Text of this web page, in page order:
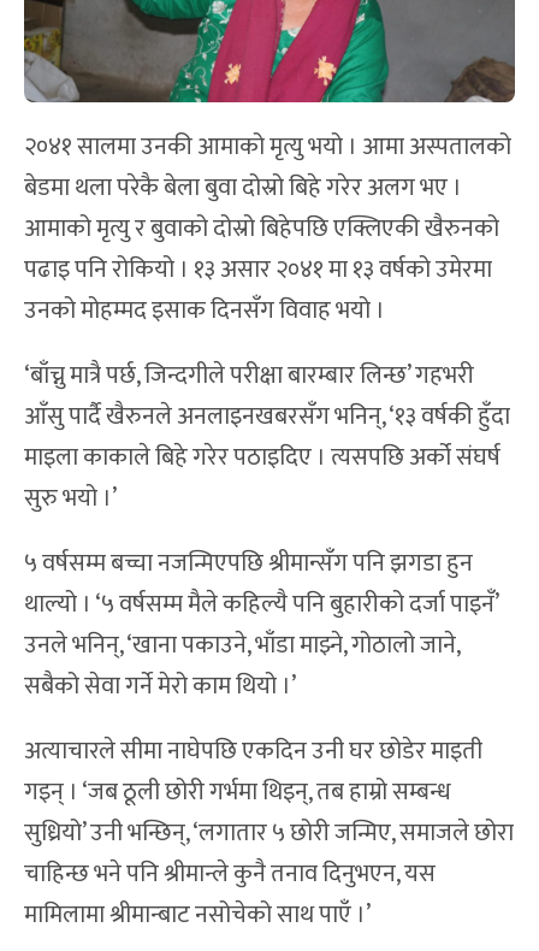
२०४१ सालमा उनकी आमाको मृत्यु भयो । आमा अस्पतालको
बेडमा थला परेकै बेला बुवा दोस्रो बिहे गरेर अलग भए ।
आमाको मृत्यु र बुवाको दोस्रो बिहेपछि एक्लिएकी खैरुनको
पढाइ पनि रोकियो । १३ असार २०४१ मा १३ वर्षको उमेरमा
उनको मोहम्मद इसाक दिनसँग विवाह भयो ।
‘बाँच्नु मात्रै पर्छ, जिन्दगीले परीक्षा बारम्बार लिन्छ’ गहभरी
आँसु पार्दै खैरुनले अनलाइनखबरसँग भनिन्, ‘१३ वर्षकी हुँदा
माइला काकाले बिहे गरेर पठाइदिए । त्यसपछि अर्को संघर्ष
सुरु भयो ।’
५ वर्षसम्म बच्चा नजन्मिएपछि श्रीमान्सँग पनि झगडा हुन
थाल्यो । ‘५ वर्षसम्म मैले कहिल्यै पनि बुहारीको दर्जा पाइनँ’
उनले भनिन्, ‘खाना पकाउने, भाँडा माझ्ने, गोठालो जाने,
सबैको सेवा गर्ने मेरो काम थियो ।’
अत्याचारले सीमा नाघेपछि एकदिन उनी घर छोडेर माइती
गइन् । ‘जब ठूली छोरी गर्भमा थिइन्, तब हाम्रो सम्बन्ध
सुध्रियो’ उनी भन्छिन्, ‘लगातार ५ छोरी जन्मिए, समाजले छोरा
चाहिन्छ भने पनि श्रीमान्ले कुनै तनाव दिनुभएन, यस
मामिलामा श्रीमान्बाट नसोचेको साथ पाएँ ।’